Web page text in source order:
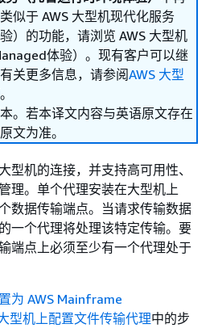
似于 AWS 大型机现代化服务
）的功能，请浏览 AWS 大型机
体验）。现有客户可以继
关更多信息，请参阅AWS 大型
。
。若本译文内容与英语原文存在
文为准。
型机的连接，并支持高可用性、
理。单个代理安装在大型机上
数据传输端点。当请求传输数据
一个代理将处理该特定传输。要
端点上必须至少有一个代理处于
为 AWS Mainframe
型机上配置文件传输代理中的步